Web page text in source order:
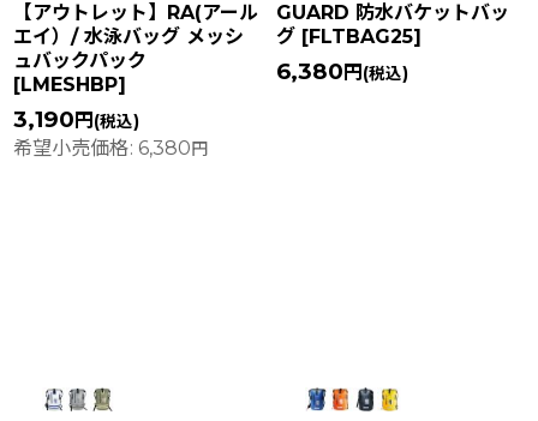
【アウトレット】RA(アール
エイ）/ 水泳バッグ メッシ
ュバックパック
[LMESHBP]
3,190 円 (税込)
希望小売価格: 6,380円
GUARD 防水バケットバッ
グ [FLTBAG25]
6,380 円 (税込)